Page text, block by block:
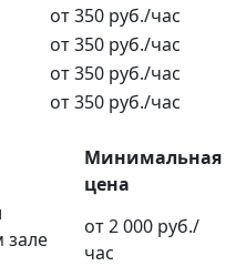
от 350 руб./час
от 350 руб./час
от 350 руб./час
от 350 руб./час
Минимальная
цена
зале
от 2 000 руб./
час